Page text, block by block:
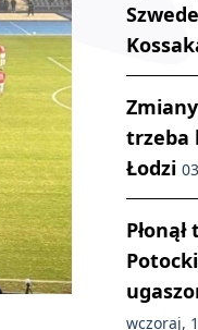
trzeba
Łodzi
wczoraj,